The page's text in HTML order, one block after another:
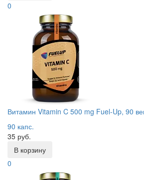
0
Витамин Vitamin C 500 mg Fuel-Up, 90
90 капс.
35 руб.
В корзину
0